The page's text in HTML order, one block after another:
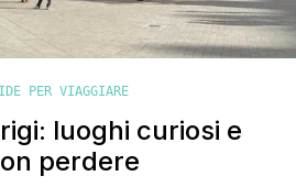
PER VIAGGIARE
luoghi curiosi e
perdere